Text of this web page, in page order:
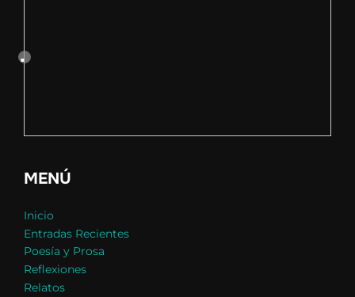
MENÚ
Inicio
Entradas Recientes
Poesía y Prosa
Reflexiones
Relatos